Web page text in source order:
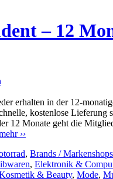
– 12
erhalten in der 12-
kostenlose Lieferung
12 Monate geht die
››
, Brands / Markenshops
, Elektronik &
& Beauty, Mode,